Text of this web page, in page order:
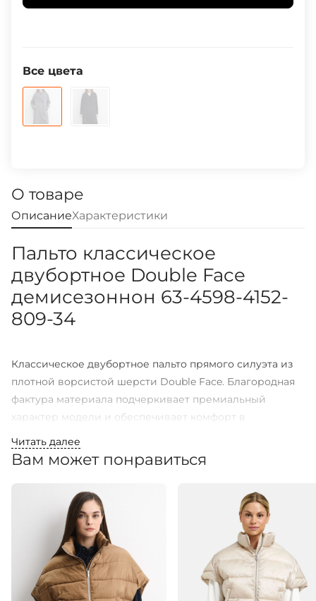
Все цвета
О товаре
ОписаниеХарактеристики
Пальто классическое
двубортное Double Face
демисезоннон 63-4598-4152-
809-34
Классическое двубортное пальто прямого силуэта из
плотной ворсистой шерсти Double Face. Благородная
фактура материала подчеркивает премиальный
характер модели и обеспечивает комфорт в
создает современную расслабленную посадку, а
комбинированный рукав с элементами реглана делает
воротник, прорезные карманы и двубортная застежка
формируют элегантный классический образ.
Благодаря технологии Double Face и отсутствию
подкладки модель выглядит легче и комфортно
садится по фигуре. Шлица на спинке добавляет
свободу движений. Подходит для делового гардероба,
Читать далее
Вам может понравиться